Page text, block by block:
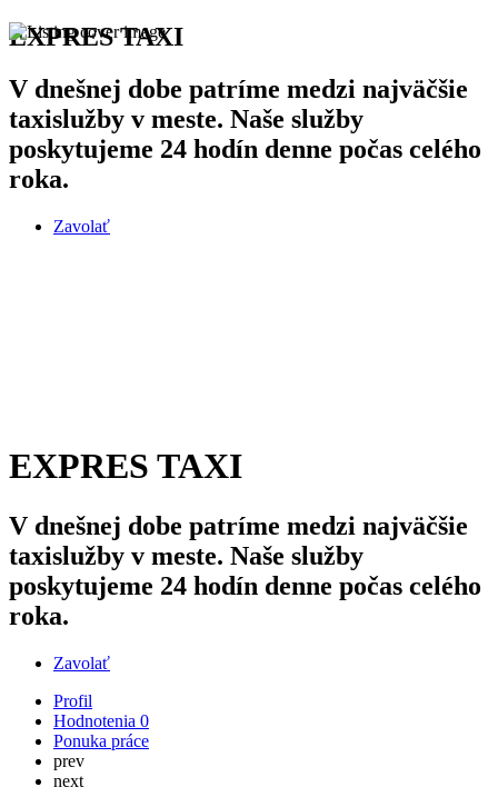
EXPRES TAXI
V dnešnej dobe patríme medzi najväčšie
taxislužby v meste. Naše služby
poskytujeme 24 hodín denne počas celého
roka.
Zavolať
EXPRES TAXI
V dnešnej dobe patríme medzi najväčšie
taxislužby v meste. Naše služby
poskytujeme 24 hodín denne počas celého
roka.
Zavolať
Profil
Hodnotenia 0
Ponuka práce
prev
next